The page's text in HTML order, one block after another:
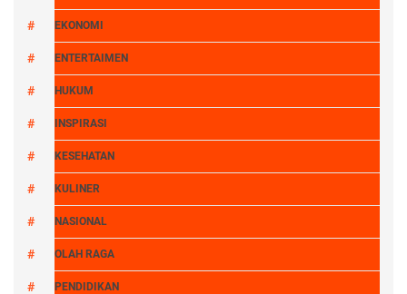
EKONOMI
ENTERTAIMEN
HUKUM
INSPIRASI
KESEHATAN
KULINER
NASIONAL
OLAH RAGA
PENDIDIKAN